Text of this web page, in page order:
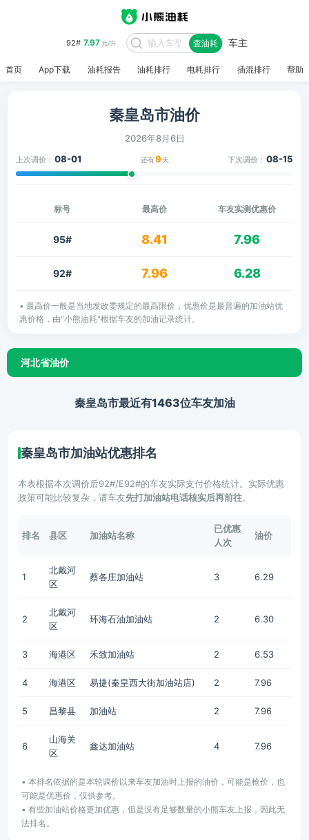
92# 7.97元/升 查油耗 车主
首页 App下载 油耗报告 油耗排行 电耗排行 插混排行 帮助
秦皇岛市油价
2026年8月6日
上次调价： 08-01 还有9 天 下次调价： 08-15
标号 最高价 车友实测优惠价
95# 8.41 7.96
92# 7.96 6.28
• 最高价一般是当地发改委规定的最高限价，优惠价是最普遍的加油站优
惠价格，由"小熊油耗"根据车友的加油记录统计。
河北省油价
秦皇岛市最近有1463位车友加油
秦皇岛市加油站优惠排名
本表根据本次调价后92#/E92#的车友实际支付价格统计。实际优惠
政策可能比较复杂，请车友先打加油站电话核实后再前往。
排名 县区 加油站名称
已优惠
人次
油价
1
北戴河
区
蔡各庄加油站 3 6.29
2
北戴河
区
环海石油加油站 2 6.30
3 海港区 禾致加油站 2 6.53
4 海港区 易捷(秦皇西大街加油站店) 2 7.96
5 昌黎县 加油站 2 7.96
6
山海关
区
鑫达加油站 4 7.96
• 本排名依据的是本轮调价以来车友加油时上报的油价，可能是枪价，也
可能是优惠价，仅供参考。
• 有些加油站价格更加优惠，但是没有足够数量的小熊车友上报，因此无
法排名。